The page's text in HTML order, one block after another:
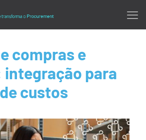
compras e
integração para
custos